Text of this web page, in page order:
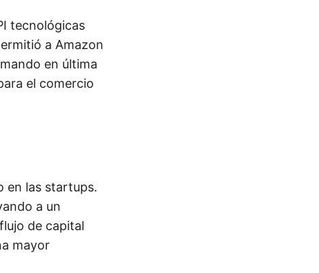
tecnológicas
a Amazon
en última
el comercio
en las startups.
a un
de capital
mayor